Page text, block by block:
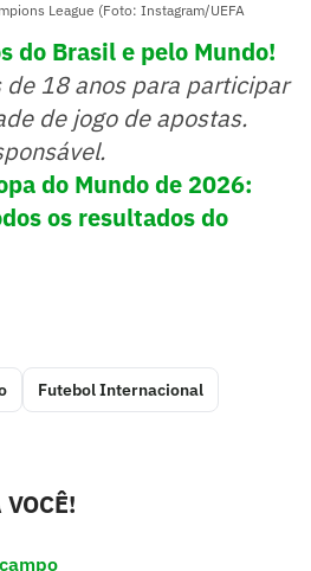
League (Foto: Instagram/UEFA
do Brasil e pelo Mundo!
de 18 anos para participar
de jogo de apostas.
do Mundo de 2026:
os resultados do
Futebol Internacional